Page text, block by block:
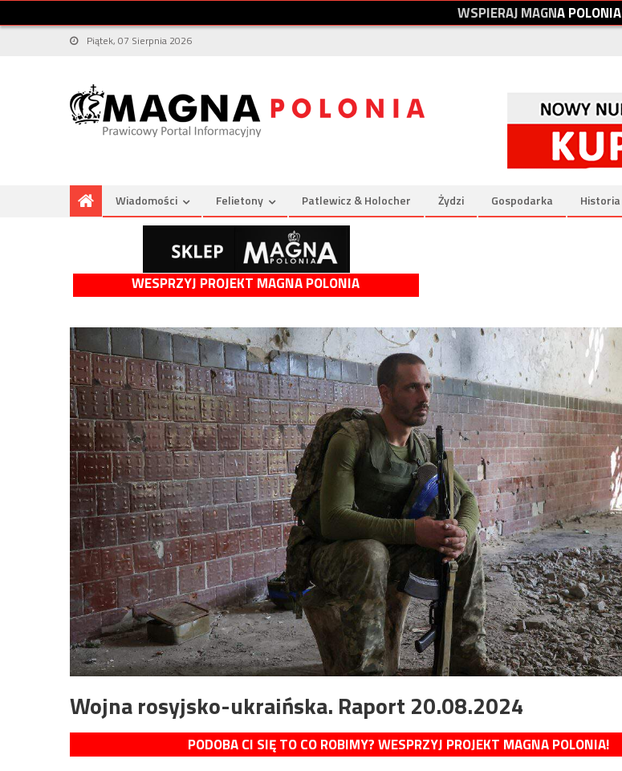
WSPIERAJMAGNAPOLONIA
Piątek, 07 Sierpnia 2026
Wiadomości Felietony Patlewicz & Holocher Żydzi Gospodarka Historia
WESPRZYJ PROJEKT MAGNA POLONIA
Wojna rosyjsko-ukraińska. Raport 20.08.2024
PODOBA CI SIĘ TO CO ROBIMY? WESPRZYJ PROJEKT MAGNA POLONIA!